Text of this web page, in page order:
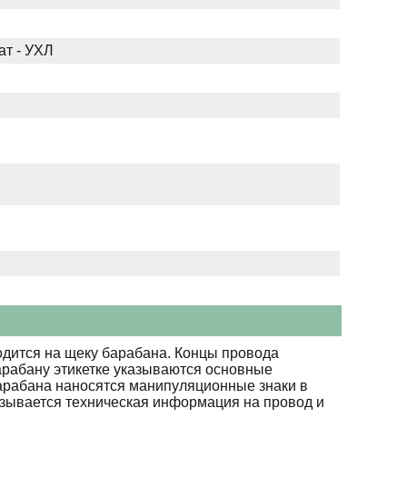
- УХЛ
на щеку барабана. Концы провода
этикетке указываются основные
наносятся манипуляционные знаки в
техническая информация на провод и